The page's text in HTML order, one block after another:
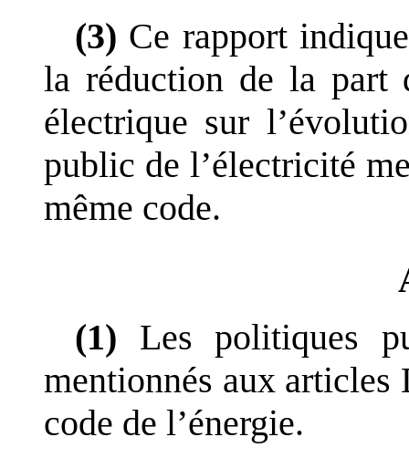
(3) Ce rapport
la réduction de la part
électrique sur l’
public de l’électricité
même code.
(1) Les politiques
mentionnés aux articles
code de l’énergie.